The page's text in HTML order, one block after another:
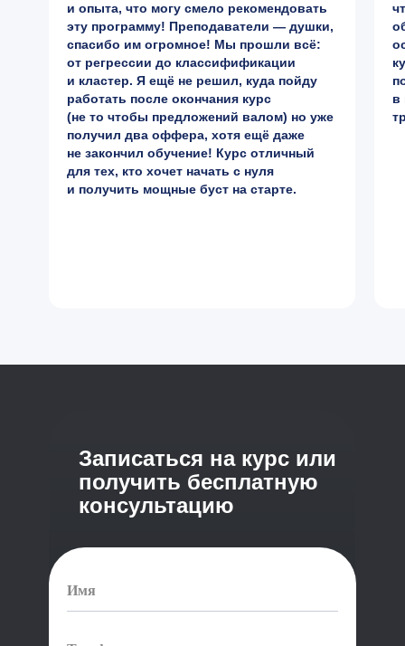
и опыта, что могу смело рекомендовать
эту программу! Преподаватели — душки,
спасибо им огромное! Мы прошли всё:
от регрессии до классифификации
и кластер. Я ещё не решил, куда пойду
работать после окончания курс
(не то чтобы предложений валом) но уже
получил два оффера, хотя ещё даже
не закончил обучение! Курс отличный
для тех, кто хочет начать с нуля
и получить мощные буст на старте.
в
Записаться на курс или
получить бесплатную
консультацию